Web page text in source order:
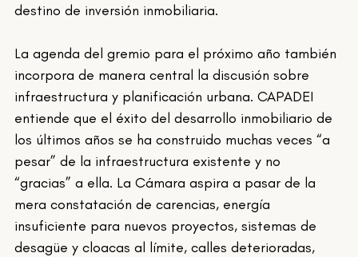
destino de inversión inmobiliaria.
La agenda del gremio para el próximo año también
incorpora de manera central la discusión sobre
infraestructura y planificación urbana. CAPADEI
entiende que el éxito del desarrollo inmobiliario de
los últimos años se ha construido muchas veces “a
pesar” de la infraestructura existente y no
“gracias” a ella. La Cámara aspira a pasar de la
mera constatación de carencias, energía
insuficiente para nuevos proyectos, sistemas de
desagüe y cloacas al límite, calles deterioradas,